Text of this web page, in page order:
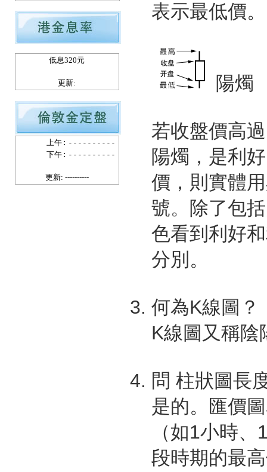
低息320元
更新:
上午: ----------
下午: ----------
更新: ----------
表示最低價。
陽
若收盤價高
陽燭，是利
價，則實體
號。除了包
色看到利好
分別。
何為K線圖？
K線圖又稱陰
問 柱狀圖長
是的。匯價
（如1小時
段時期的最